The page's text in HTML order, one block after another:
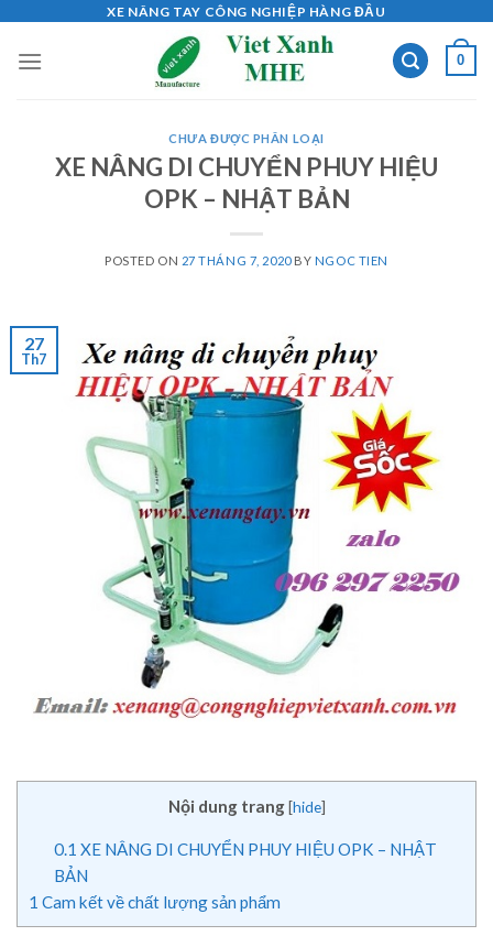
content
XE NÂNG TAY CÔNG NGHIỆP HÀNG ĐẦU
0
CHƯA ĐƯỢC PHÂN LOẠI
XE NÂNG DI CHUYỂN PHUY HIỆU
OPK – NHẬT BẢN
POSTED ON 27 THÁNG 7, 2020BY NGOC TIEN
27
Th7
Nội dung trang [hide]
0.1 XE NÂNG DI CHUYỂN PHUY HIỆU OPK – NHẬT
BẢN
1 Cam kết về chất lượng sản phẩm